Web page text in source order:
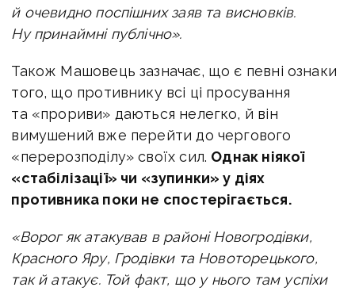
й очевидно поспішних заяв та висновків.
Ну принаймні публічно».
Також Машовець зазначає, що є певні ознаки
того, що противнику всі ці просування
та «прориви» даються нелегко, й він
вимушений вже перейти до чергового
«перерозподілу» своїх сил. Однак ніякої
«стабілізації» чи «зупинки» у діях
противника поки не спостерігається.
«Ворог як атакував в районі Новогродівки,
Красного Яру, Гродівки та Новоторецького,
так й атакує. Той факт, що у нього там успіхи